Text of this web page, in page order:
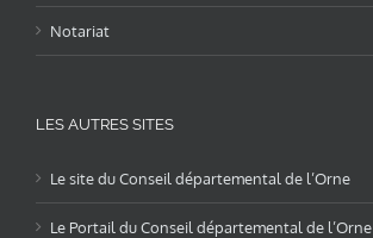
Notariat
LES AUTRES SITES
Le site du Conseil départemental de l’Orne
Le Portail du Conseil départemental de l’Orne